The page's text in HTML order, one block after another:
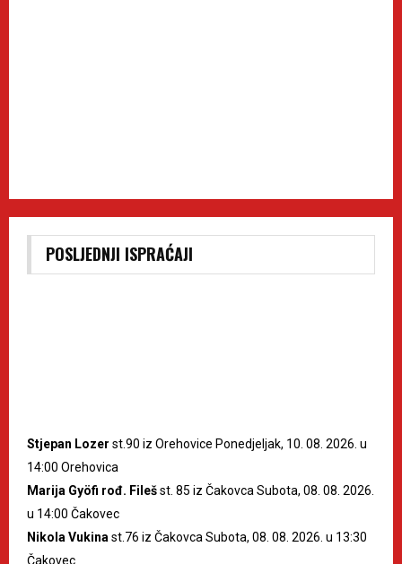
POSLJEDNJI ISPRAĆAJI
Stjepan Lozer st.90 iz Orehovice Ponedjeljak, 10. 08. 2026. u
14:00 Orehovica
Marija Gyöfi rođ. Filešst. 85 iz Čakovca Subota, 08. 08. 2026.
u 14:00 Čakovec
Nikola Vukina st.76 iz Čakovca Subota, 08. 08. 2026. u 13:30
Čakovec